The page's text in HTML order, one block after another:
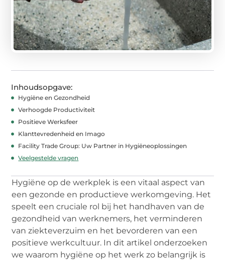
Inhoudsopgave:
Hygiëne en Gezondheid
Verhoogde Productiviteit
Positieve Werksfeer
Klanttevredenheid en Imago
Facility Trade Group: Uw Partner in Hygiëneoplossingen
Veelgestelde vragen
Hygiëne op de werkplek is een vitaal aspect van
een gezonde en productieve werkomgeving. Het
speelt een cruciale rol bij het handhaven van de
gezondheid van werknemers, het verminderen
van ziekteverzuim en het bevorderen van een
positieve werkcultuur. In dit artikel onderzoeken
we waarom hygiëne op het werk zo belangrijk is